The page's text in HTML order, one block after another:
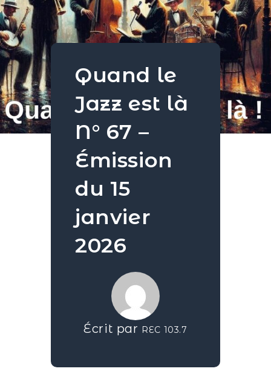
Quand le
Jazz est là
N° 67 –
Émission
du 15
janvier
2026
Écrit par REC 103.7